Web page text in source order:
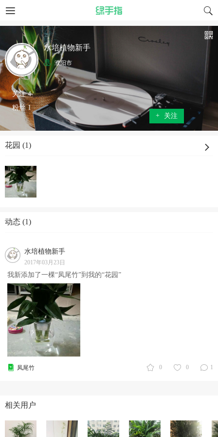
关注 4
粉丝 1
水培植物新手
濮阳市
+ 关注
花园 (1)
动态 (1)
水培植物新手
2017年03月23日
我新添加了一棵“凤尾竹”到我的“花园”
0 0 1
凤尾竹
相关用户